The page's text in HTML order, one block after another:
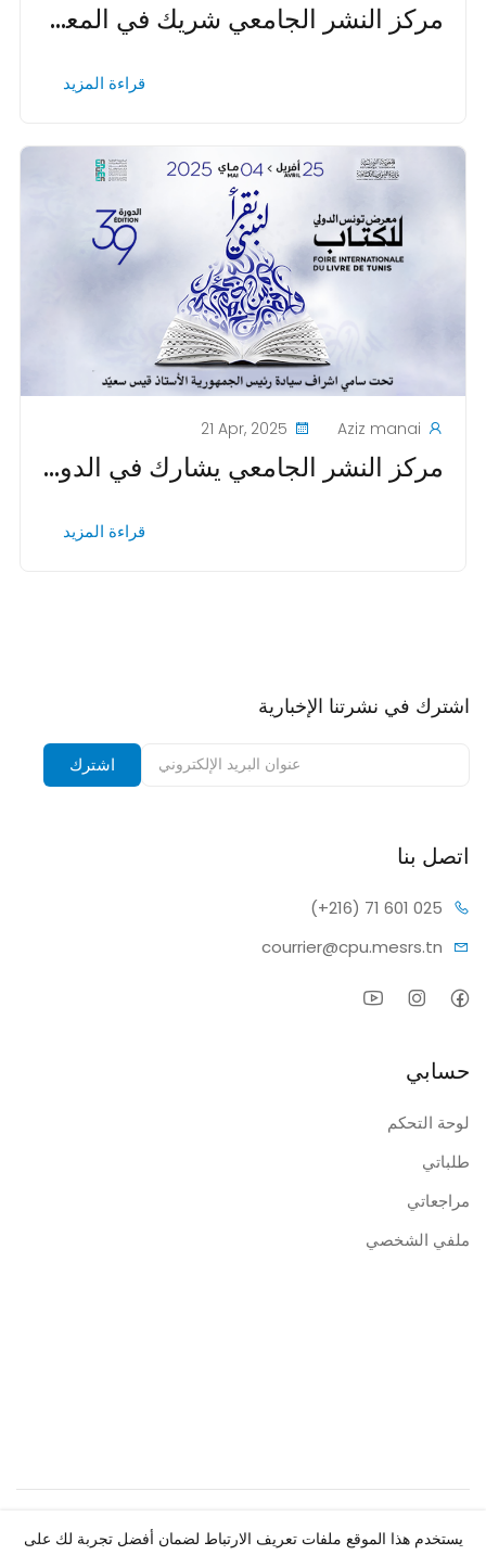
مركز النشر الجامعي شريك في المعرض الدولي للكتاب في تونس: تسليط الضوء على المساهمات الأكاديمية في عالم الأدب
قراءة المزيد
Aziz manai
21 Apr, 2025
مركز النشر الجامعي يشارك في الدورة 39 من المعرض الدولي للكتاب بتونس
قراءة المزيد
اشترك في نشرتنا الإخبارية
اشترك
اتصل بنا
(+216) 71 601 025
courrier@cpu.mesrs.tn
حسابي
لوحة التحكم
طلباتي
مراجعاتي
ملفي الشخصي
جميع الحقوق محفوظة.
يستخدم هذا الموقع ملفات تعريف الارتباط لضمان أفضل تجربة لك على